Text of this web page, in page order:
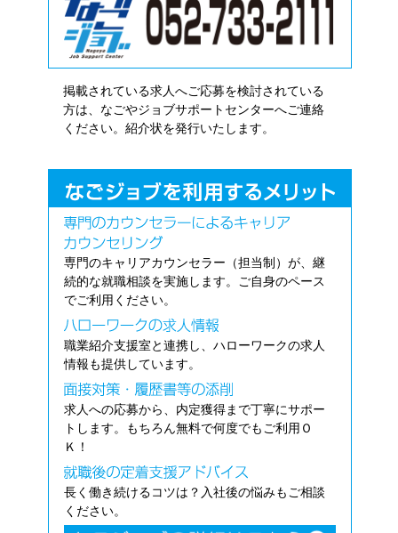
掲載されている求人へご応募を検討されている
方は、なごやジョブサポートセンターへご連絡
ください。紹介状を発行いたします。
専門のキャリアカウンセラー（担当制）が、継
続的な就職相談を実施します。ご自身のペース
でご利用ください。
職業紹介支援室と連携し、ハローワークの求人
情報も提供しています。
求人への応募から、内定獲得まで丁寧にサポー
トします。もちろん無料で何度でもご利用Ｏ
Ｋ！
長く働き続けるコツは？入社後の悩みもご相談
ください。